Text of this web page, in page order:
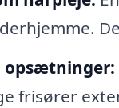
opsætninger:
frisører